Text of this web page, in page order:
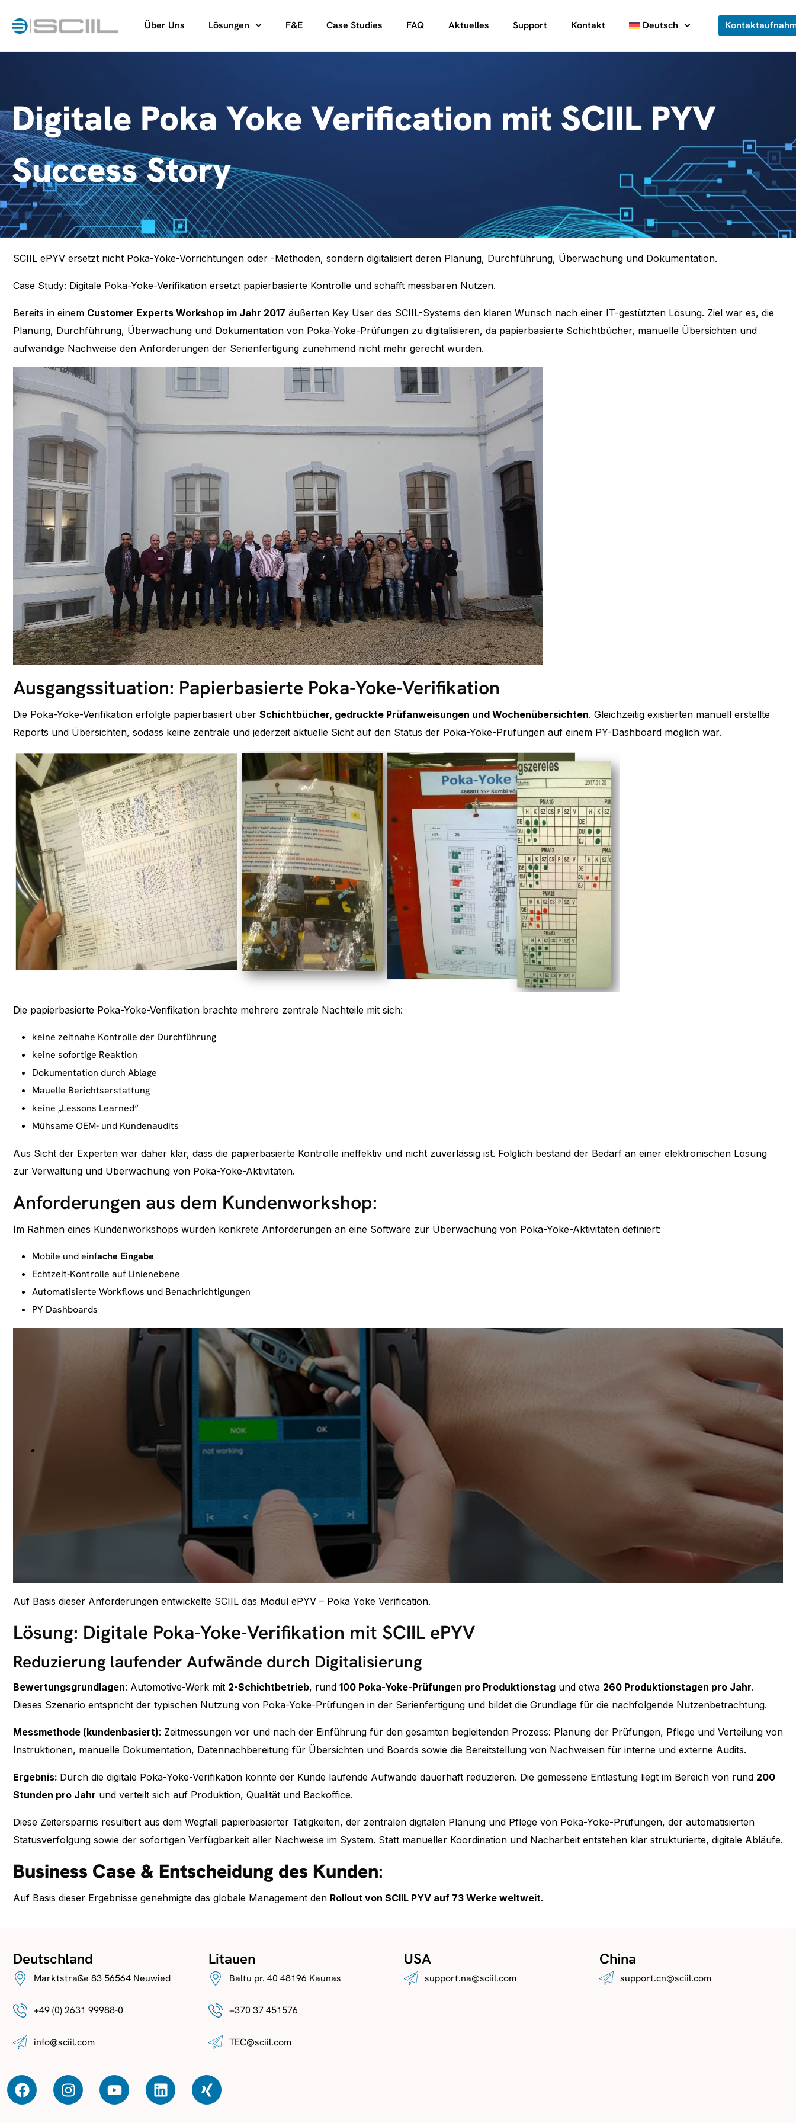
Über Uns Lösungen F&E Case Studies FAQ Aktuelles Support Kontakt Deutsch
Digitale Poka Yoke Verification mit SCIIL PYV
Success Story
SCIIL ePYV ersetzt nicht Poka-Yoke-Vorrichtungen oder -Methoden, sondern digitalisiert deren Planung, Durchführung, Überwachung und Dokumentation.
Case Study: Digitale Poka-Yoke-Verifikation ersetzt papierbasierte Kontrolle und schafft messbaren Nutzen.
Bereits in einem Customer Experts Workshop im Jahr 2017 äußerten Key User des SCIIL-Systems den klaren Wunsch nach einer IT-gestützten Lösung. Ziel war es, die
Planung, Durchführung, Überwachung und Dokumentation von Poka-Yoke-Prüfungen zu digitalisieren, da papierbasierte Schichtbücher, manuelle Übersichten und
aufwändige Nachweise den Anforderungen der Serienfertigung zunehmend nicht mehr gerecht wurden.
Ausgangssituation: Papierbasierte Poka-Yoke-Verifikation
Die Poka-Yoke-Verifikation erfolgte papierbasiert über Schichtbücher, gedruckte Prüfanweisungen und Wochenübersichten. Gleichzeitig existierten manuell erstellte
Reports und Übersichten, sodass keine zentrale und jederzeit aktuelle Sicht auf den Status der Poka-Yoke-Prüfungen auf einem PY-Dashboard möglich war.
Die papierbasierte Poka-Yoke-Verifikation brachte mehrere zentrale Nachteile mit sich:
keine zeitnahe Kontrolle der Durchführung
keine sofortige Reaktion
Dokumentation durch Ablage
Mauelle Berichtserstattung
keine „Lessons Learned“
Mühsame OEM- und Kundenaudits
Aus Sicht der Experten war daher klar, dass die papierbasierte Kontrolle ineffektiv und nicht zuverlässig ist. Folglich bestand der Bedarf an einer elektronischen Lösung
zur Verwaltung und Überwachung von Poka-Yoke-Aktivitäten.
Anforderungen aus dem Kundenworkshop:
Im Rahmen eines Kundenworkshops wurden konkrete Anforderungen an eine Software zur Überwachung von Poka-Yoke-Aktivitäten definiert:
Mobile und einfache Eingabe
Echtzeit-Kontrolle auf Linienebene
Automatisierte Workflows und Benachrichtigungen
PY Dashboards
Auf Basis dieser Anforderungen entwickelte SCIIL das Modul ePYV – Poka Yoke Verification.
Lösung: Digitale Poka-Yoke-Verifikation mit SCIIL ePYV
Reduzierung laufender Aufwände durch Digitalisierung
Bewertungsgrundlagen: Automotive-Werk mit 2-Schichtbetrieb, rund 100 Poka-Yoke-Prüfungen pro Produktionstag und etwa 260 Produktionstagen pro Jahr.
Dieses Szenario entspricht der typischen Nutzung von Poka-Yoke-Prüfungen in der Serienfertigung und bildet die Grundlage für die nachfolgende Nutzenbetrachtung.
Messmethode (kundenbasiert): Zeitmessungen vor und nach der Einführung für den gesamten begleitenden Prozess: Planung der Prüfungen, Pflege und Verteilung von
Instruktionen, manuelle Dokumentation, Datennachbereitung für Übersichten und Boards sowie die Bereitstellung von Nachweisen für interne und externe Audits.
Ergebnis: Durch die digitale Poka-Yoke-Verifikation konnte der Kunde laufende Aufwände dauerhaft reduzieren. Die gemessene Entlastung liegt im Bereich von rund 200
Stunden pro Jahr und verteilt sich auf Produktion, Qualität und Backoffice.
Diese Zeitersparnis resultiert aus dem Wegfall papierbasierter Tätigkeiten, der zentralen digitalen Planung und Pflege von Poka-Yoke-Prüfungen, der automatisierten
Statusverfolgung sowie der sofortigen Verfügbarkeit aller Nachweise im System. Statt manueller Koordination und Nacharbeit entstehen klar strukturierte, digitale Abläufe.
Business Case & Entscheidung des Kunden:
Auf Basis dieser Ergebnisse genehmigte das globale Management den Rollout von SCIIL PYV auf 73 Werke weltweit.
Deutschland
Marktstraße 83 56564 Neuwied
+49 (0) 2631 99988-0
info@sciil.com
Litauen
Baltu pr. 40 48196 Kaunas
+370 37 451576
TEC@sciil.com
USA
support.na@sciil.com
China
support.cn@sciil.com